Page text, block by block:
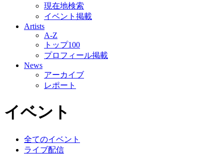
現在地検索
イベント掲載
Artists
A-Z
トップ100
プロフィール掲載
News
アーカイブ
レポート
イベント
全てのイベント
ライブ配信